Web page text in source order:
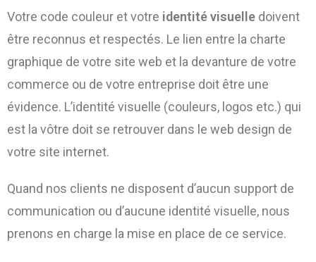
Votre code couleur et votre identité visuelle doivent
être reconnus et respectés. Le lien entre la charte
graphique de votre site web et la devanture de votre
commerce ou de votre entreprise doit être une
évidence. L’identité visuelle (couleurs, logos etc.) qui
est la vôtre doit se retrouver dans le web design de
votre site internet.
Quand nos clients ne disposent d’aucun support de
communication ou d’aucune identité visuelle, nous
prenons en charge la mise en place de ce service.